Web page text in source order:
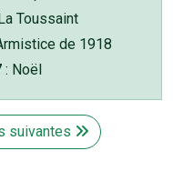
Toussaint
de 1918
: Noël
suivantes